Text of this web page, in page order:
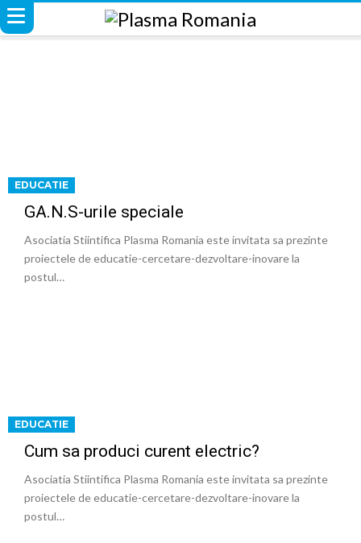
EDUCATIE
GA.N.S-urile speciale
Asociatia Stiintifica Plasma Romania este invitata sa prezinte
proiectele de educatie-cercetare-dezvoltare-inovare la
postul…
EDUCATIE
Cum sa produci curent electric?
Asociatia Stiintifica Plasma Romania este invitata sa prezinte
proiectele de educatie-cercetare-dezvoltare-inovare la
postul…